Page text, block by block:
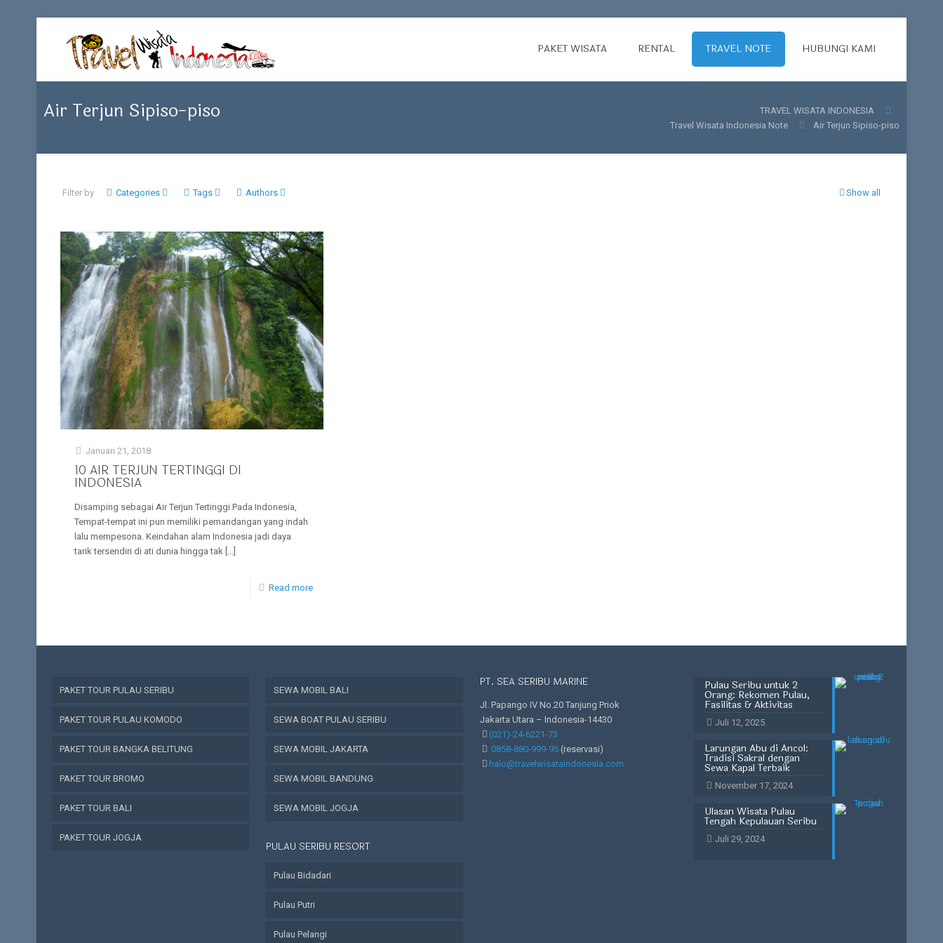
PAKET WISATA RENTAL TRAVEL NOTE HUBUNGI KAMI
Air Terjun Sipiso-piso
TRAVEL WISATA INDONESIA
Travel Wisata Indonesia Note
Air Terjun Sipiso-piso
Filter by Categories Tags Authors Show all
Januari 21, 2018
10 AIR TERJUN TERTINGGI DI
INDONESIA
Disamping sebagai Air Terjun Tertinggi Pada Indonesia,
Tempat-tempat ini pun memiliki pemandangan yang indah
lalu mempesona. Keindahan alam Indonesia jadi daya
tarik tersendiri di ati dunia hingga tak […]
Read more
PAKET TOUR PULAU SERIBU
PAKET TOUR PULAU KOMODO
PAKET TOUR BANGKA BELITUNG
PAKET TOUR BROMO
PAKET TOUR BALI
PAKET TOUR JOGJA
SEWA MOBIL BALI
SEWA BOAT PULAU SERIBU
SEWA MOBIL JAKARTA
SEWA MOBIL BANDUNG
SEWA MOBIL JOGJA
PULAU SERIBU RESORT
Pulau Bidadari
Pulau Putri
Pulau Pelangi
PT. SEA SERIBU MARINE
Jl. Papango IV No.20 Tanjung Priok
Jakarta Utara – Indonesia-14430
(021)-24-6221-73
0858-880-999-95 (reservasi)
halo@travelwisataindonesia.com
Pulau Seribu untuk 2
Orang: Rekomen Pulau,
Fasilitas & Aktivitas
Juli 12, 2025
Larungan Abu di Ancol:
Tradisi Sakral dengan
Sewa Kapal Terbaik
November 17, 2024
Ulasan Wisata Pulau
Tengah Kepulauan Seribu
Juli 29, 2024